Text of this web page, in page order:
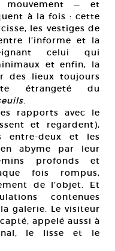
— et
à la fois : cette
les vestiges de
l’informe et la
celui qui
et enfin, la
des lieux toujours
étrangeté du
rapports avec le
et regardent),
entre-deux et les
abyme par leur
profonds et
fois rompus,
de l’objet. Et
contenues
galerie. Le visiteur
appelé aussi à
le lisse et le